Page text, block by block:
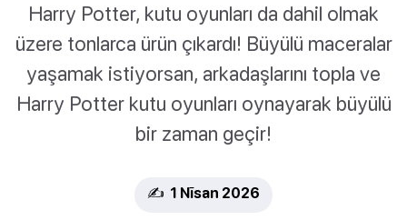
Harry Potter, kutu oyunları da dahil olmak
üzere tonlarca ürün çıkardı! Büyülü maceralar
yaşamak istiyorsan, arkadaşlarını topla ve
Harry Potter kutu oyunları oynayarak büyülü
bir zaman geçir!
✍️ 1 Nīsan 2026